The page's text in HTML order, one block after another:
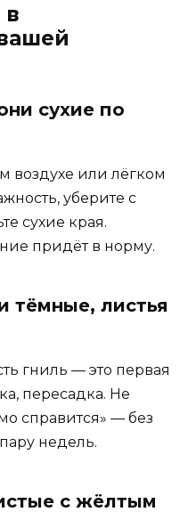
в
сухие по
воздухе или лёгком
уберите с
сухие края.
придёт в норму.
тёмные, листья
гниль — это первая
пересадка. Не
справится» — без
недель.
с жёлтым